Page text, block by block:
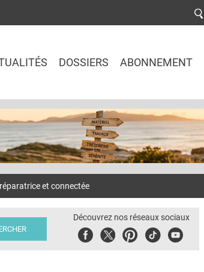
DOSSIERS ABONNEMENT
et connectée
Découvrez nos réseaux sociaux
FacebookTwitterPinterest
TiktokYoubute